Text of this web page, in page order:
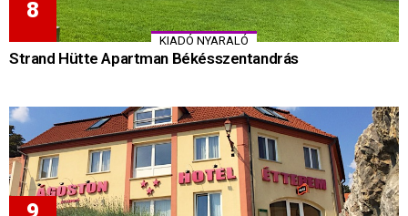
KIADÓ NYARALÓ
Strand Hütte Apartman Békésszentandrás